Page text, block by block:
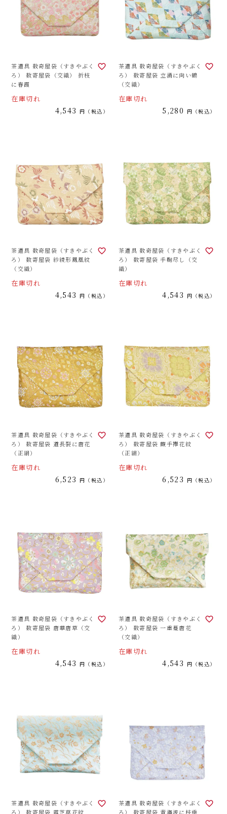
茶道具 数奇屋袋（すきやぶく
ろ） 数寄屋袋（交織） 折枝
に春霞
在庫切れ
4,543 税込
茶道具 数奇屋袋（すきやぶく
ろ） 数寄屋袋 立涌に向い鶴
（交織）
在庫切れ
5,280 税込
茶道具 数奇屋袋（すきやぶく
ろ） 数寄屋袋 紗綾形鳳凰紋
（交織）
在庫切れ
4,543 税込
茶道具 数奇屋袋（すきやぶく
ろ） 数寄屋袋 手鞠尽し（交
織）
在庫切れ
4,543 税込
茶道具 数奇屋袋（すきやぶく
ろ） 数寄屋袋 道長裂に唐花
（正絹）
在庫切れ
6,523 税込
茶道具 数奇屋袋（すきやぶく
ろ） 数寄屋袋 蕨手襷花紋
（正絹）
在庫切れ
6,523 税込
茶道具 数奇屋袋（すきやぶく
ろ） 数寄屋袋 唐華唐草（交
織）
在庫切れ
4,543 税込
茶道具 数奇屋袋（すきやぶく
ろ） 数寄屋袋 一重蔓唐花
（交織）
在庫切れ
4,543 税込
茶道具 数奇屋袋（すきやぶく
ろ） 数寄屋袋 露芝草花紋
茶道具 数奇屋袋（すきやぶく
ろ） 数寄屋袋 青海波に枝垂